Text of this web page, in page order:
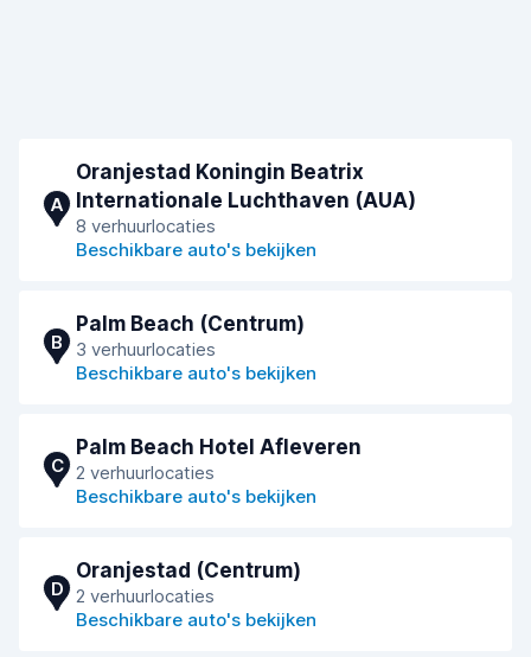
A
Oranjestad Koningin Beatrix
Internationale Luchthaven (AUA)
8 verhuurlocaties
Beschikbare auto's bekijken
B
Palm Beach (Centrum)
3 verhuurlocaties
Beschikbare auto's bekijken
C
Palm Beach Hotel Afleveren
2 verhuurlocaties
Beschikbare auto's bekijken
D
Oranjestad (Centrum)
2 verhuurlocaties
Beschikbare auto's bekijken